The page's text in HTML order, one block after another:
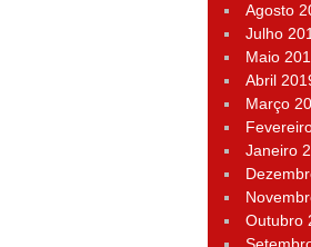
Agosto
Julho
Maio
Abril
Março
Janeiro
Outubro